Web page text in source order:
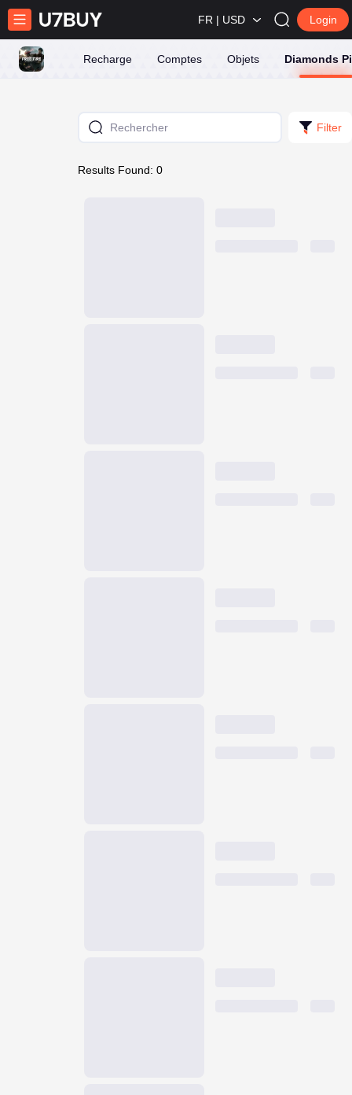
FR | USD Login
Recharge Comptes Objets Diamonds
Filter
Results Found: 0